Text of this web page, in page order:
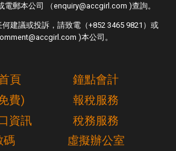
電郵本公司 （enquiry@accgirl.com )查詢。
建議或投訴，請致電（+852 3465 9821）或
)本公司。
頁
費)
資訊
碼
鐘點會計
報稅服務
稅務服務
虛擬辦公室